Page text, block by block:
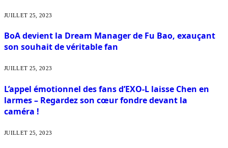
JUILLET 25, 2023
BoA devient la Dream Manager de Fu Bao, exauçant
son souhait de véritable fan
JUILLET 25, 2023
L’appel émotionnel des fans d’EXO-L laisse Chen en
larmes – Regardez son cœur fondre devant la
caméra !
JUILLET 25, 2023